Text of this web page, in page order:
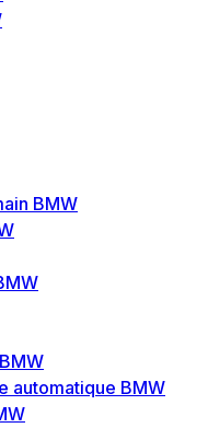
BMW
automatique BMW